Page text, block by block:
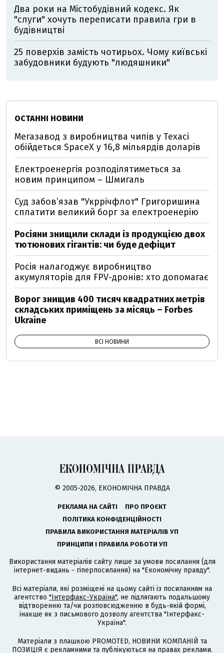
Два роки на Містобудівний кодекс. Як
"слуги" хочуть переписати правила гри в
будівництві
25 поверхів замість чотирьох. Чому київські
забудовники будують "людяшники"
ОСТАННІ НОВИНИ
Мегазавод з виробництва чипів у Техасі
обійдеться SpaceX у 16,8 мільярдів доларів
Електроенергія розподілятиметься за
новим принципом – Шмигаль
Суд забов’язав "Укррічфлот" Григоришина
сплатити великий борг за електроенерію
Росіяни знищили склади із продукцією двох
тютюнових гігантів: чи буде дефіцит
Росія налагоджує виробництво
акумуляторів для FPV-дронів: хто допомагає
Ворог знищив 400 тисяч квадратних метрів
складських приміщень за місяць – Forbes
Ukraine
ВСІ НОВИНИ
© 2005-2026, ЕКОНОМІЧНА ПРАВДА
РЕКЛАМА НА САЙТІ
ПРО ПРОЄКТ
ПОЛІТИКА КОНФІДЕНЦІЙНОСТІ
ПРАВИЛА ВИКОРИСТАННЯ МАТЕРІАЛІВ УП
ПРИНЦИПИ І ПРАВИЛА РОБОТИ УП
Використання матеріалів сайту лише за умови посилання (для
інтернет-видань - гіперпосилання) на "Економічну правду".
Всі матеріали, які розміщені на цьому сайті із посиланням на
агентство "Інтерфакс-Україна", не підлягають подальшому
відтворенню та/чи розповсюдженню в будь-якій формі,
інакше як з письмового дозволу агентства "Інтерфакс-
Україна".
Матеріали з плашкою PROMOTED, НОВИНИ КОМПАНІЙ та
ПОЗИЦІЯ є рекламними та публікуються на правах реклами.